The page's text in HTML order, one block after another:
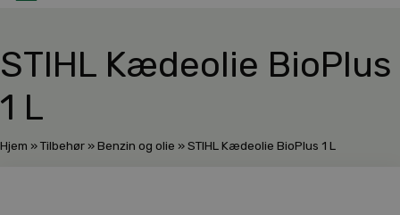
STIHL Kædeolie BioPlus
1 L
Hjem »Tilbehør»Benzin og olie »STIHL Kædeolie BioPlus 1 L